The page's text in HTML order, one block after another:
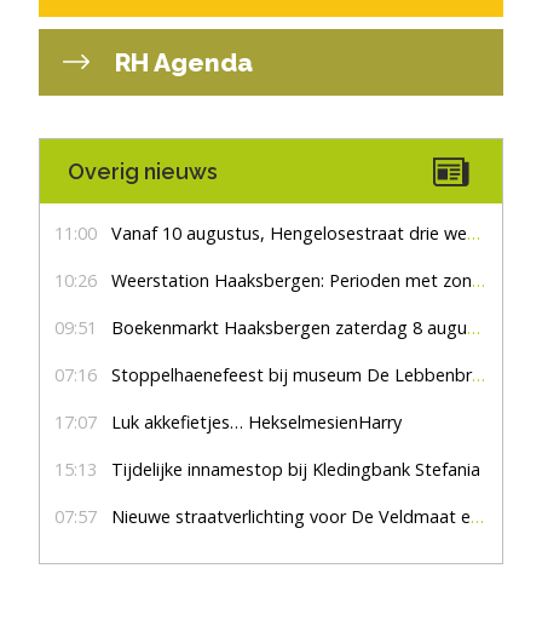
RH Agenda
Overig nieuws
11:00 Vanaf 10 augustus, Hengelosestraat drie weken dicht voor doorgaand verkeer
10:26 Weerstation Haaksbergen: Perioden met zon en droog
09:51 Boekenmarkt Haaksbergen zaterdag 8 augustus, marktplein Haaksbergen
07:16 Stoppelhaenefeest bij museum De Lebbenbrugge
17:07 Luk akkefietjes… HekselmesienHarry
15:13 Tijdelijke innamestop bij Kledingbank Stefania
07:57 Nieuwe straatverlichting voor De Veldmaat en De Pas